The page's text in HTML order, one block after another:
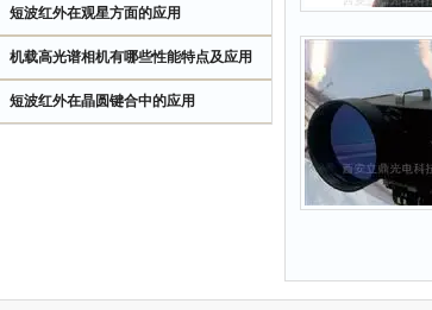
短波红外在观星方面的应用
机载高光谱相机有哪些性能特点及应用
短波红外在晶圆键合中的应用